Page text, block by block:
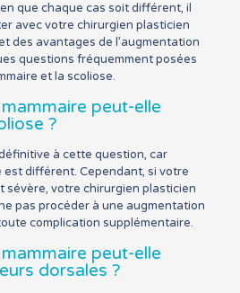
que chaque cas soit différent, il
avec votre chirurgien plasticien
des avantages de l’augmentation
questions fréquemment posées
et la scoliose.
peut-elle
?
à cette question, car
est différent. Cependant, si votre
sévère, votre chirurgien plasticien
pas procéder à une augmentation
complication supplémentaire.
peut-elle
dorsales ?